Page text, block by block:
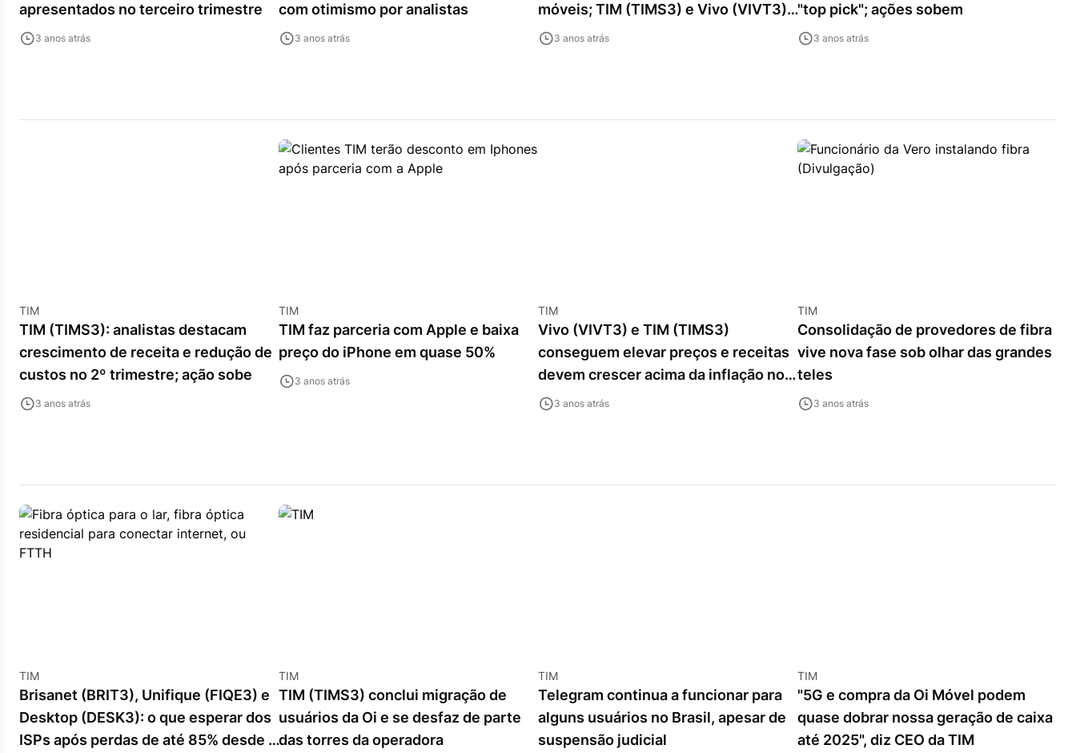
apresentados no terceiro trimestre
3 anos atrás
com otimismo por analistas
3 anos atrás
móveis; TIM (TIMS3) e Vivo (VIVT3)
também sobem
3 anos atrás
"top pick"; ações sobem
3 anos atrás
TIM
TIM (TIMS3): analistas destacam
crescimento de receita e redução de
custos no 2º trimestre; ação sobe
3 anos atrás
TIM
TIM faz parceria com Apple e baixa
preço do iPhone em quase 50%
3 anos atrás
TIM
Vivo (VIVT3) e TIM (TIMS3)
conseguem elevar preços e receitas
devem crescer acima da inflação no
2º tri3 anos atrás
TIM
Consolidação de provedores de fibra
vive nova fase sob olhar das grandes
teles
3 anos atrás
TIM
Brisanet (BRIT3), Unifique (FIQE3) e
Desktop (DESK3): o que esperar dos
ISPs após perdas de até 85% desde o
TIM
TIM (TIMS3) conclui migração de
usuários da Oi e se desfaz de parte
das torres da operadora
TIM
Telegram continua a funcionar para
alguns usuários no Brasil, apesar de
suspensão judicial
TIM
"5G e compra da Oi Móvel podem
quase dobrar nossa geração de caixa
até 2025", diz CEO da TIM